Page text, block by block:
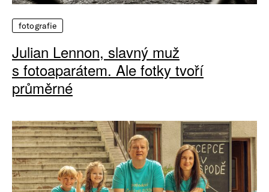
fotografie
Julian Lennon, slavný muž
s fotoaparátem. Ale fotky tvoří
průměrné